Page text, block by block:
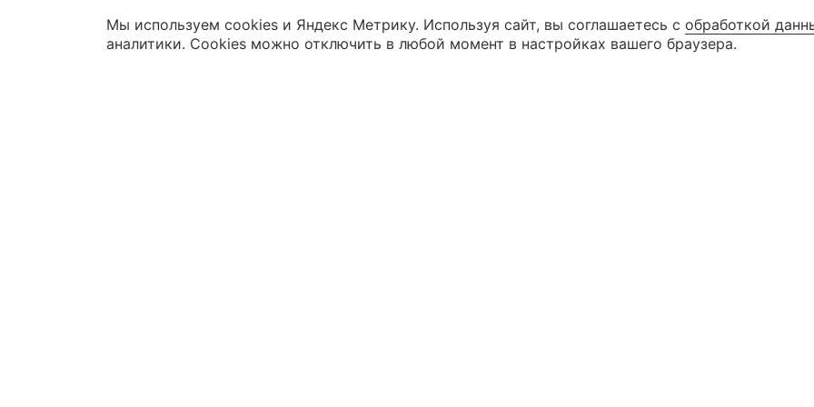
КАТАЛОГ
КОНТАКТЫ
8 (846)
8 (927)
Мы используем cookies и Яндекс Метрику. Используя сайт, вы соглашаетесь с обработкой
аналитики. Cookies можно отключить в любой момент в настройках вашего браузера.